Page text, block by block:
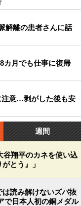
解離の患者さんに話
カ月でも仕事に復帰
注意…剥がした後も安
週間
翔平のカネを使い込
とう』」
読み解けないズバ抜
で日本人初の銅メダル